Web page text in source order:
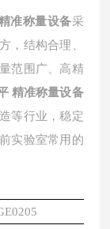
准称量设备采
，结构合理、
范围广、高精
精准称量设备
等行业，稳定
实验室常用的